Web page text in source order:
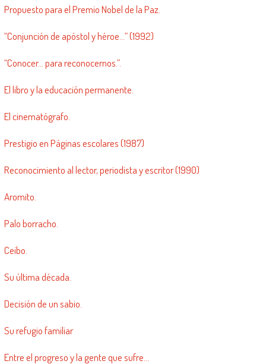
Propuesto para el Premio Nobel de la Paz.
“Conjunción de apóstol y héroe…” (1992)
“Conocer… para reconocernos.”.
El libro y la educación permanente.
El cinematógrafo.
Prestigio en Páginas escolares (1987)
Reconocimiento al lector, periodista y escritor (1990)
Aromito.
Palo borracho.
Ceibo.
Su última década.
Decisión de un sabio.
Su refugio familiar
Entre el progreso y la gente que sufre…